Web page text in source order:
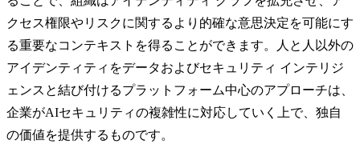
クセス権限やリスクに関するより的確な意思決定を可能にす
る重要なコンテキストを得ることができます。人と人以外の
アイデンティティをデータおよびセキュリティ インテリジ
ェンスと結び付けるプラットフォーム中心のアプローチは、
企業がAIセキュリティの複雑性に対応していく上で、独自
の価値を提供するものです。